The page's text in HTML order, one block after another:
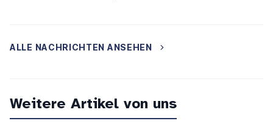
ALLE NACHRICHTEN ANSEHEN
Weitere Artikel von uns